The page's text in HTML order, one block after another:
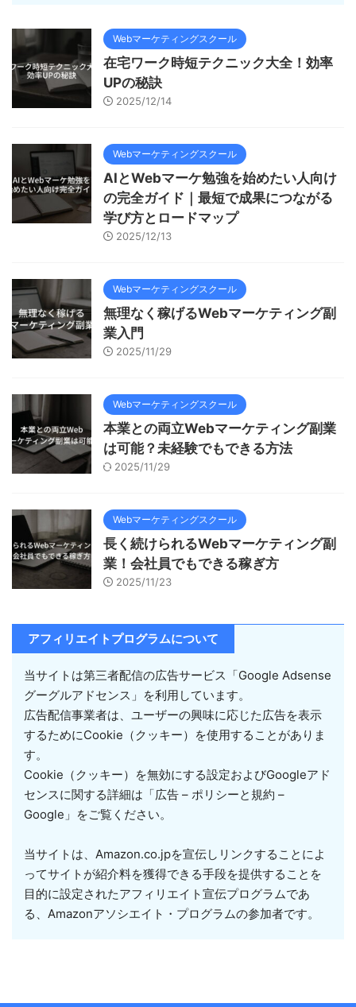
Webマーケティングスクール
在宅ワーク時短テクニック大全！効率
UPの秘訣
2025/12/14
Webマーケティングスクール
AIとWebマーケ勉強を始めたい人向け
の完全ガイド｜最短で成果につながる
学び方とロードマップ
2025/12/13
Webマーケティングスクール
無理なく稼げるWebマーケティング副
業入門
2025/11/29
Webマーケティングスクール
本業との両立Webマーケティング副業
は可能？未経験でもできる方法
2025/11/29
Webマーケティングスクール
長く続けられるWebマーケティング副
業！会社員でもできる稼ぎ方
2025/11/23
アフィリエイトプログラムについて
当サイトは第三者配信の広告サービス「Google Adsense
グーグルアドセンス」を利用しています。
広告配信事業者は、ユーザーの興味に応じた広告を表示
するためにCookie（クッキー）を使用することがありま
す。
Cookie（クッキー）を無効にする設定およびGoogleアド
センスに関する詳細は「広告 – ポリシーと規約 –
Google」をご覧ください。
当サイトは、Amazon.co.jpを宣伝しリンクすることによ
ってサイトが紹介料を獲得できる手段を提供することを
目的に設定されたアフィリエイト宣伝プログラムであ
る、Amazonアソシエイト・プログラムの参加者です。